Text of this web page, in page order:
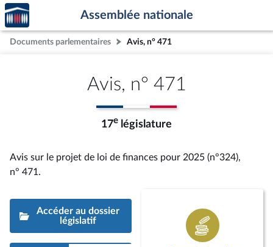
Aller au contenu
Aller en bas de la page
Accèder
à la
page
d'accueil
Assemblée nationale
Documents parlementaires Avis, n° 471
Avis, n° 471
17e législature
Avis sur le projet de loi de finances pour 2025 (n°324),
n° 471 .
Accéder au dossier
législatif